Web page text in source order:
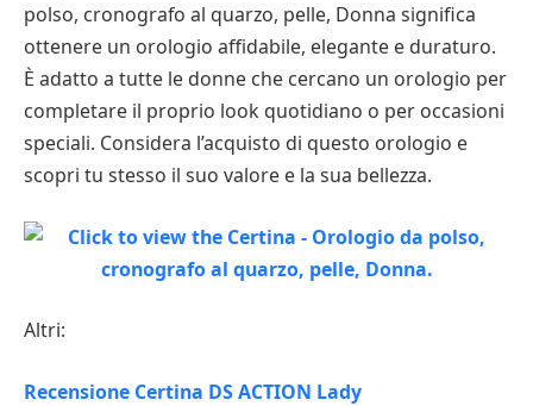
polso, cronografo al quarzo, pelle, Donna significa
ottenere un orologio affidabile, elegante e duraturo.
È adatto a tutte le donne che cercano un orologio per
completare il proprio look quotidiano o per occasioni
speciali. Considera l’acquisto di questo orologio e
scopri tu stesso il suo valore e la sua bellezza.
Altri:
Recensione Certina DS ACTION Lady